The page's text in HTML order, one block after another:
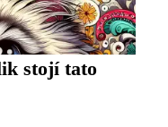
stojí tato